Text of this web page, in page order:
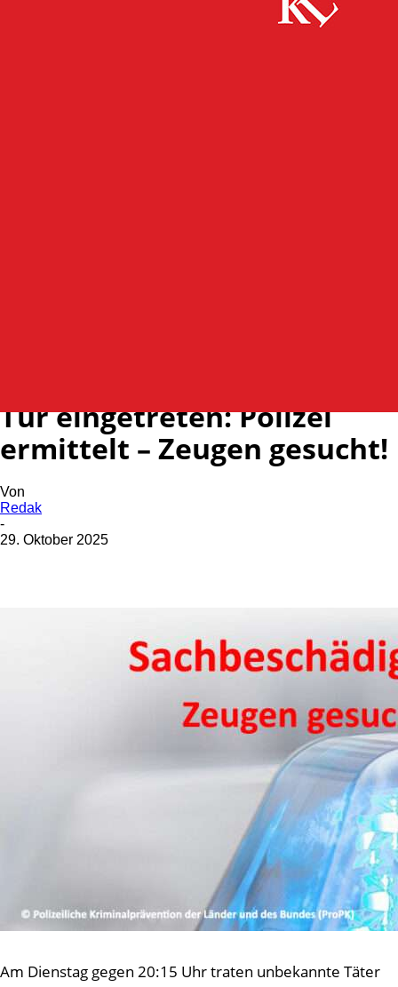
Tür eingetreten: Polizei
ermittelt – Zeugen gesucht!
Von
Redak
-
29. Oktober 2025
Am Dienstag gegen 20:15 Uhr traten unbekannte Täter